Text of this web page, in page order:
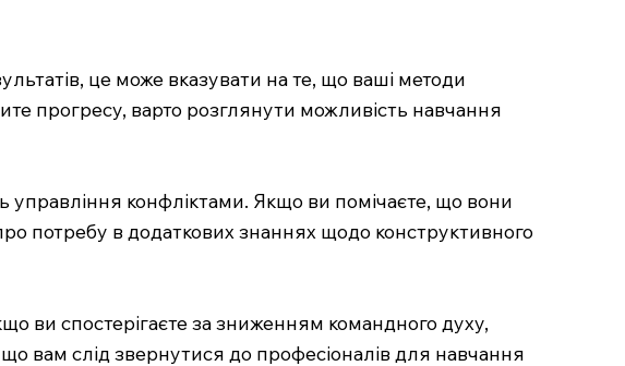
це може вказувати на те, що ваші методи
прогресу, варто розглянути можливість навчання
управління конфліктами. Якщо ви помічаєте, що вони
потребу в додаткових знаннях щодо конструктивного
ви спостерігаєте за зниженням командного духу,
вам слід звернутися до професіоналів для навчання